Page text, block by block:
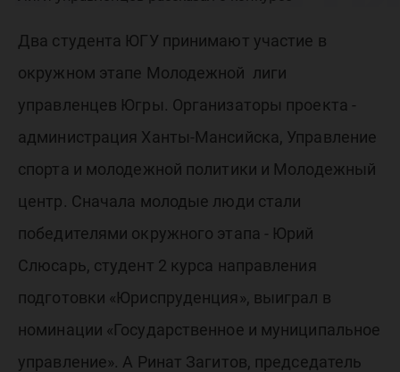
Два студента ЮГУ принимают участие в
окружном этапе Молодежной лиги
управленцев Югры. Организаторы проекта -
администрация Ханты-Мансийска, Управление
спорта и молодежной политики и Молодежный
центр. Сначала молодые люди стали
победителями окружного этапа - Юрий
Слюсарь, студент 2 курса направления
подготовки «Юриспруденция», выиграл в
номинации «Государственное и муниципальное
управление». А Ринат Загитов, председатель